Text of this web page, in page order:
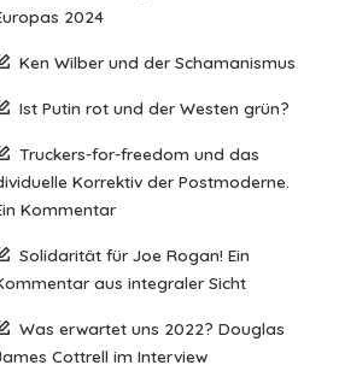
2024
Ken Wilber und der Schamanismus
Ist Putin rot und der Westen grün?
Truckers-for-freedom und das
Korrektiv der Postmoderne.
Kommentar
Solidarität für Joe Rogan! Ein
aus integraler Sicht
Was erwartet uns 2022? Douglas
Cottrell im Interview